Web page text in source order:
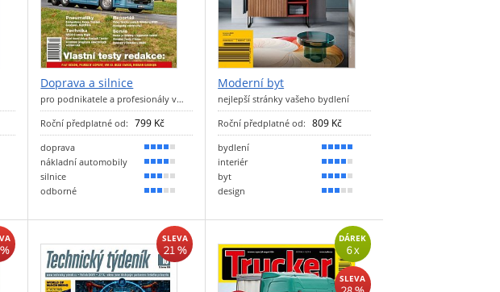
Doprava a silnice
pro podnikatele a profesionály v…
Roční předplatné od: 799 Kč
doprava
80 %
nákladní automobily
70 %
silnice
60 %
odborné
50 %
Moderní byt
nejlepší stránky vašeho bydlení
Roční předplatné od: 809 Kč
bydlení
90 %
interiér
80 %
byt
70 %
design
60 %
SLEVA
21 %
DÁREK
6 x
SLEVA